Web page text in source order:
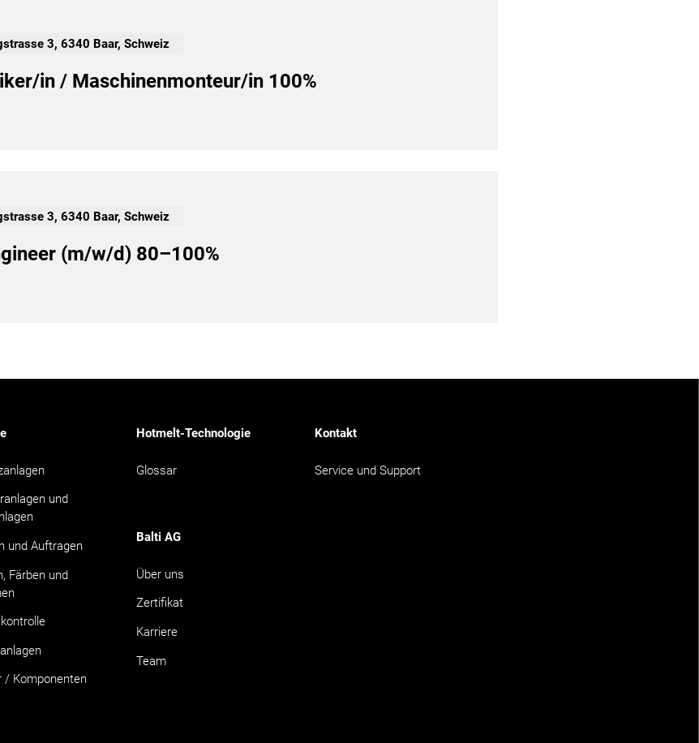
3, 6340 Baar, Schweiz
in / Maschinenmonteur/in 100%
3, 6340 Baar, Schweiz
(m/w/d) 80–100%
und
und Auftragen
Färben und
/ Komponenten
Hotmelt-Technologie
Glossar
Balti AG
Über uns
Zertifikat
Karriere
Team
Kontakt
Service und Support